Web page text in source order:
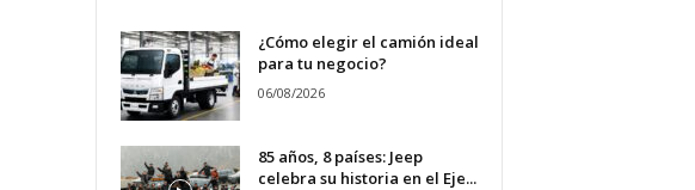
¿Cómo elegir el camión ideal
para tu negocio?
06/08/2026
85 años, 8 países: Jeep
celebra su historia en el Eje...